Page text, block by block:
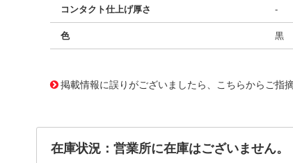
コンタクト仕上げ厚さ -
色 黒
掲載情報に誤りがございましたら、こちらからご指
在庫状況：営業所に在庫はございません。